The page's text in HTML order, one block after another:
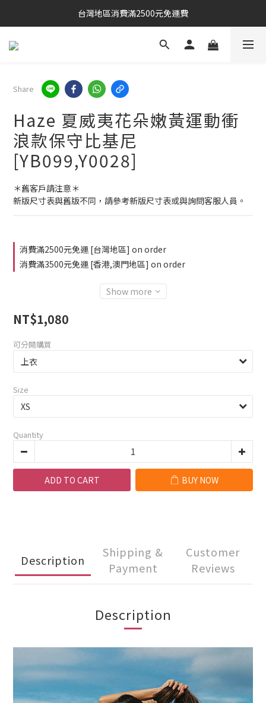
台灣地區消費滿2500元免運費
Share
Haze 夏威夷花朵嫩黃運動衝
浪款保守比基尼
[YB099,Y0028]
＊舊客戶請注意＊
新版尺寸表與舊版不同，請參考新版尺寸表或與詢問客服人員。
消費滿2500元免運 [台灣地區] on order
消費滿3500元免運 [香港,澳門地區] on order
Show more
NT$1,080
可分開購買
Size
Quantity
ADD TO CART BUY NOW
Description
Shipping &
Payment
Customer
Reviews
Description